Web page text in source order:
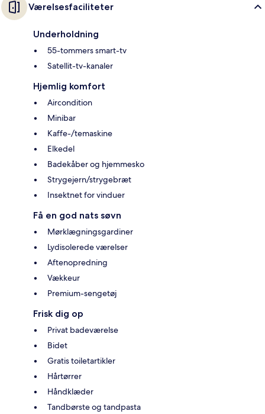
Værelsesfaciliteter
Underholdning
55-tommers smart-tv
Satellit-tv-kanaler
Hjemlig komfort
Aircondition
Minibar
Kaffe-/temaskine
Elkedel
Badekåber og hjemmesko
Strygejern/strygebræt
Insektnet for vinduer
Få en god nats søvn
Mørklægningsgardiner
Lydisolerede værelser
Aftenopredning
Vækkeur
Premium-sengetøj
Frisk dig op
Privat badeværelse
Bidet
Gratis toiletartikler
Hårtørrer
Håndklæder
Tandbørste og tandpasta